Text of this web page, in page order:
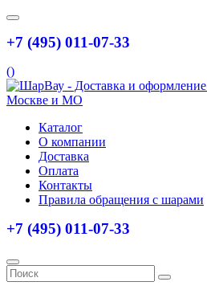
+7 (495) 011-07-33
()
Каталог
О компании
Доставка
Оплата
Контакты
Правила обращения с шарами
+7 (495) 011-07-33